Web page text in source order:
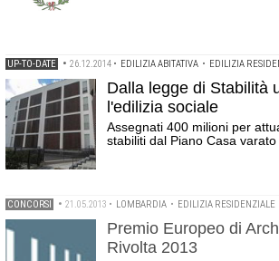
UP-TO-DATE • 26.12.2014 • EDILIZIA ABITATIVA • EDILIZIA
Dalla legge di Stabilità
l'edilizia sociale
Assegnati 400 milioni per
stabiliti dal Piano Casa
CONCORSI • 21.05.2013 • LOMBARDIA • EDILIZIA RESIDENZIALE
Premio Europeo di
Rivolta 2013